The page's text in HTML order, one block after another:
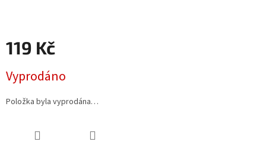
119 Kč
cena:
Vyprodáno
Položka byla vyprodána…